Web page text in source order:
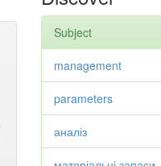
Subject
management
parameters
аналіз